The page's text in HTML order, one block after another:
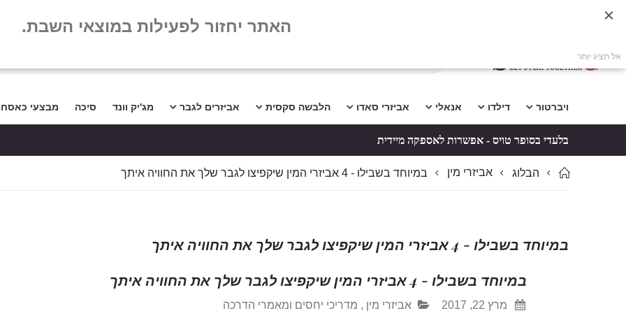
ויברטור דילדו אנאלי אביזרי סאדו הלבשה סקסית אביזרים לגבר מג'יק וונד סיכה מבצעי כאסח
בלעדי בסופר טויס - אפשרות לאספקה מיידית
הבלוג אביזרי מין במיוחד בשבילו - 4 אביזרי המין שיקפיצו לגבר שלך את החוויה איתך
במיוחד בשבילו - 4 אביזרי המין שיקפיצו לגבר שלך את החוויה איתך
במיוחד בשבילו - 4 אביזרי המין שיקפיצו לגבר שלך את החוויה איתך
מרץ 22, 2017 אביזרי מין , מדריכי יחסים ומאמרי הדרכה
האתר יחזור לפעילות במוצאי השבת.
אל תציג יותר